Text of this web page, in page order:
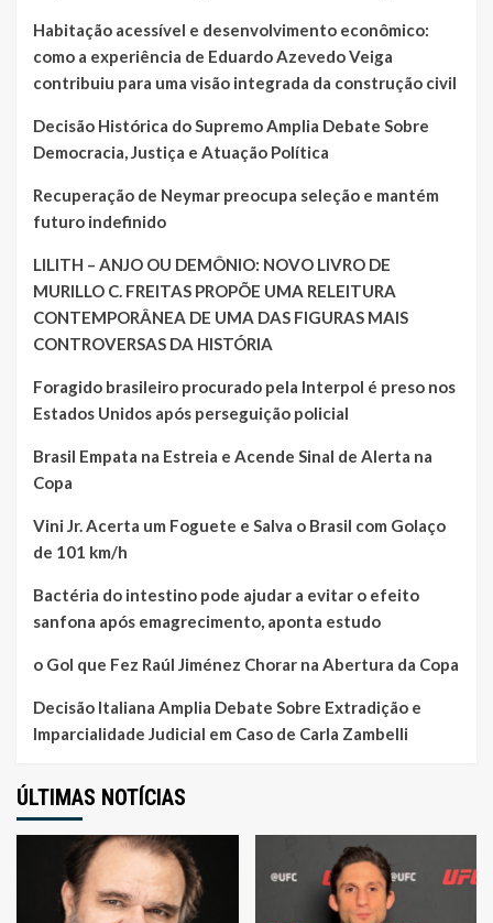
Habitação acessível e desenvolvimento econômico:
como a experiência de Eduardo Azevedo Veiga
contribuiu para uma visão integrada da construção civil
Decisão Histórica do Supremo Amplia Debate Sobre
Democracia, Justiça e Atuação Política
Recuperação de Neymar preocupa seleção e mantém
futuro indefinido
LILITH – ANJO OU DEMÔNIO: NOVO LIVRO DE
MURILLO C. FREITAS PROPÕE UMA RELEITURA
CONTEMPORÂNEA DE UMA DAS FIGURAS MAIS
CONTROVERSAS DA HISTÓRIA
Foragido brasileiro procurado pela Interpol é preso nos
Estados Unidos após perseguição policial
Brasil Empata na Estreia e Acende Sinal de Alerta na
Copa
Vini Jr. Acerta um Foguete e Salva o Brasil com Golaço
de 101 km/h
Bactéria do intestino pode ajudar a evitar o efeito
sanfona após emagrecimento, aponta estudo
o Gol que Fez Raúl Jiménez Chorar na Abertura da Copa
Decisão Italiana Amplia Debate Sobre Extradição e
Imparcialidade Judicial em Caso de Carla Zambelli
ÚLTIMAS NOTÍCIAS